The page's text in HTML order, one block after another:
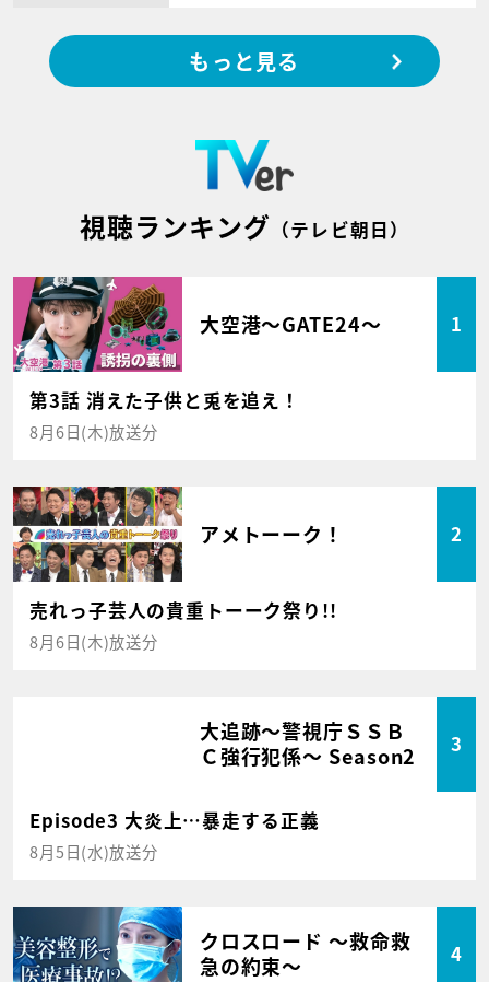
もっと見る
視聴ランキング （テレビ朝日）
大空港～GATE24～ 1
第3話 消えた子供と兎を追え！
8月6日(木)放送分
アメトーーク！ 2
売れっ子芸人の貴重トーーク祭り!!
8月6日(木)放送分
大追跡～警視庁ＳＳＢ
Ｃ強行犯係～ Season2
3
Episode3 大炎上…暴走する正義
8月5日(水)放送分
クロスロード ～救命救
急の約束～
4